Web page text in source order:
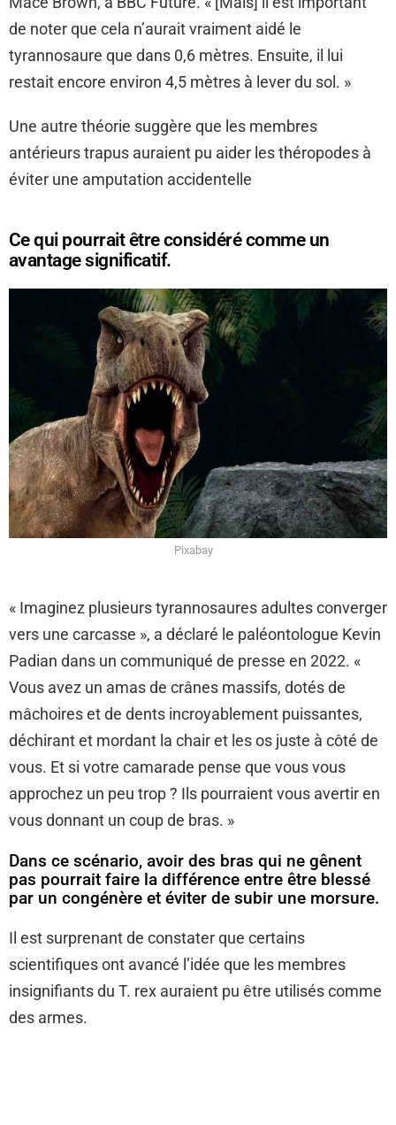
de noter que cela n’aurait vraiment aidé le
tyrannosaure que dans 0,6 mètres. Ensuite, il lui
restait encore environ 4,5 mètres à lever du sol. »
Une autre théorie suggère que les membres
antérieurs trapus auraient pu aider les théropodes à
éviter une amputation accidentelle
Ce qui pourrait être considéré comme un
avantage significatif.
Pixabay
« Imaginez plusieurs tyrannosaures adultes converger
vers une carcasse », a déclaré le paléontologue Kevin
Padian dans un communiqué de presse en 2022. «
Vous avez un amas de crânes massifs, dotés de
mâchoires et de dents incroyablement puissantes,
déchirant et mordant la chair et les os juste à côté de
vous. Et si votre camarade pense que vous vous
approchez un peu trop ? Ils pourraient vous avertir en
vous donnant un coup de bras. »
Dans ce scénario, avoir des bras qui ne gênent
pas pourrait faire la différence entre être blessé
par un congénère et éviter de subir une morsure.
Il est surprenant de constater que certains
scientifiques ont avancé l’idée que les membres
insignifiants du T. rex auraient pu être utilisés comme
des armes.